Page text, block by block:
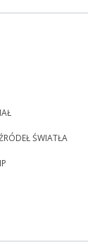
ŚWIATŁA